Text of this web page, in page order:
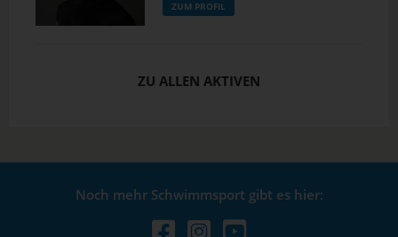
ZUM PROFIL
ZU ALLEN AKTIVEN
Noch mehr Schwimmsport gibt es hier: